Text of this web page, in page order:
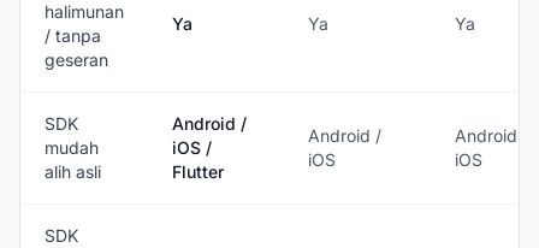
halimunan
/ tanpa
geseran
Ya Ya Ya
SDK
mudah
alih asli
Android /
iOS /
Flutter
Android /
iOS
Android /
iOS
SDK